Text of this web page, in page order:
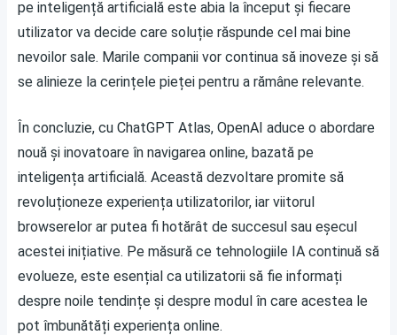
pe inteligență artificială este abia la început și fiecare
utilizator va decide care soluție răspunde cel mai bine
nevoilor sale. Marile companii vor continua să inoveze și să
se alinieze la cerințele pieței pentru a rămâne relevante.
În concluzie, cu ChatGPT Atlas, OpenAI aduce o abordare
nouă și inovatoare în navigarea online, bazată pe
inteligența artificială. Această dezvoltare promite să
revoluționeze experiența utilizatorilor, iar viitorul
browserelor ar putea fi hotărât de succesul sau eșecul
acestei inițiative. Pe măsură ce tehnologiile IA continuă să
evolueze, este esențial ca utilizatorii să fie informați
despre noile tendințe și despre modul în care acestea le
pot îmbunătăți experiența online.